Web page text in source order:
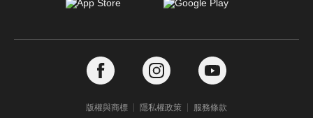
版權與商標 隱私權政策 服務條款